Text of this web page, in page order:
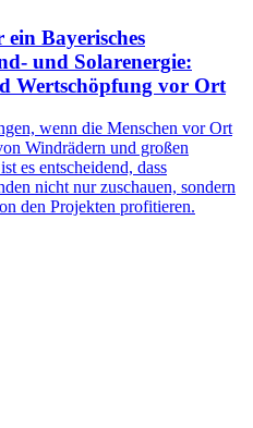
Bayerisches
und Solarenergie:
Wertschöpfung vor Ort
wenn die Menschen vor Ort
Windrädern und großen
es entscheidend, dass
nicht nur zuschauen, sondern
den Projekten profitieren.